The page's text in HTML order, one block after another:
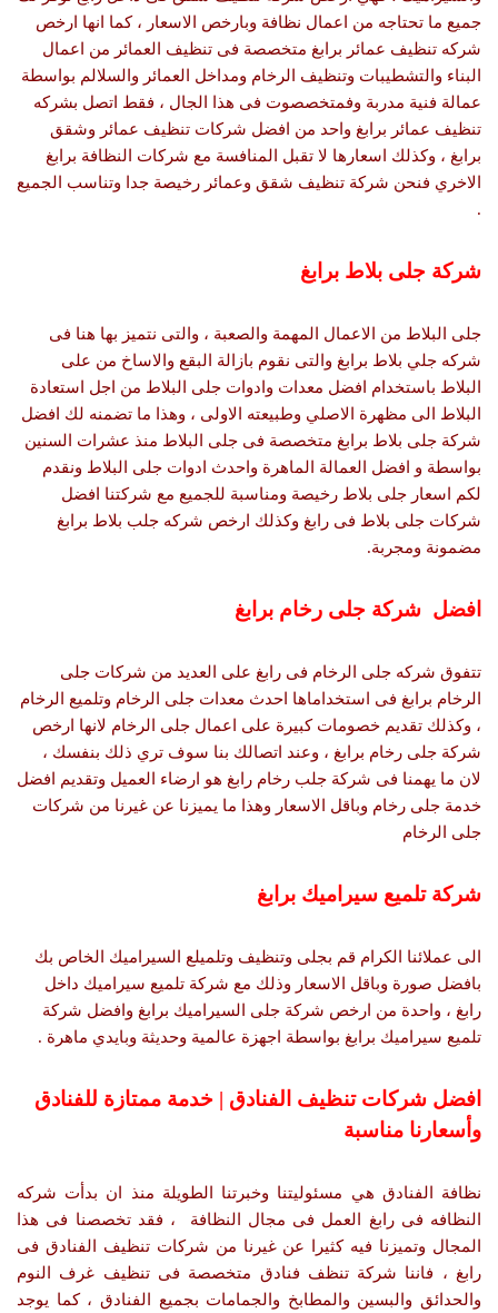
جميع ما تحتاجه من اعمال نظافة وبارخص الاسعار ، كما انها ارخص
شركه تنظيف عمائر برابغ متخصصة فى تنظيف العمائر من اعمال
البناء والتشطيبات وتنظيف الرخام ومداخل العمائر والسلالم بواسطة
عمالة فنية مدربة وفمتخصصوت فى هذا الجال ، فقط اتصل بشركه
تنظيف عمائر برابغ واحد من افضل شركات تنظيف عمائر وشقق
برابغ ، وكذلك اسعارها لا تقبل المنافسة مع شركات النظافة برابغ
الاخري فنحن شركة تنظيف شقق وعمائر رخيصة جدا وتناسب الجميع
.
شركة جلى بلاط برابغ
جلى البلاط من الاعمال المهمة والصعبة ، والتى نتميز بها هنا فى
شركه جلي بلاط برابغ والتى نقوم بازالة البقع والاساخ من على
البلاط باستخدام افضل معدات وادوات جلى البلاط من اجل استعادة
البلاط الى مظهرة الاصلي وطبيعته الاولى ، وهذا ما تضمنه لك افضل
شركة جلى بلاط برابغ متخصصة فى جلى البلاط منذ عشرات السنين
بواسطة و افضل العمالة الماهرة واحدث ادوات جلى البلاط ونقدم
لكم اسعار جلى بلاط رخيصة ومناسبة للجميع مع شركتنا افضل
شركات جلى بلاط فى رابغ وكذلك ارخص شركه جلب بلاط برابغ
مضمونة ومجربة.
افضل شركة جلى رخام برابغ
تتفوق شركه جلى الرخام فى رابغ على العديد من شركات جلى
الرخام برابغ فى استخداماها احدث معدات جلى الرخام وتلميع الرخام
، وكذلك تقديم خصومات كبيرة على اعمال جلى الرخام لانها ارخص
شركة جلى رخام برابغ ، وعند اتصالك بنا سوف تري ذلك بنفسك ،
لان ما يهمنا فى شركة جلب رخام رابغ هو ارضاء العميل وتقديم افضل
خدمة جلى رخام وباقل الاسعار وهذا ما يميزنا عن غيرنا من شركات
جلى الرخام
شركة تلميع سيراميك برابغ
الى عملائنا الكرام قم بجلى وتنظيف وتلميلع السيراميك الخاص بك
بافضل صورة وباقل الاسعار وذلك مع شركة تلميع سيراميك داخل
رابغ ، واحدة من ارخص شركة جلى السيراميك برابغ وافضل شركة
تلميع سيراميك برابغ بواسطة اجهزة عالمية وحديثة وبايدي ماهرة .
افضل شركات تنظيف الفنادق | خدمة ممتازة للفنادق
وأسعارنا مناسبة
نظافة الفنادق هي مسئوليتنا وخبرتنا الطويلة منذ ان بدأت شركه
النظافه فى رابغ العمل فى مجال النظافة ، فقد تخصصنا فى هذا
المجال وتميزنا فيه كثيرا عن غيرنا من شركات تنظيف الفنادق فى
رابغ ، فاننا شركة تنظف فنادق متخصصة فى تنظيف غرف النوم
والحدائق والبسين والمطابخ والجمامات بجميع الفنادق ، كما يوجد